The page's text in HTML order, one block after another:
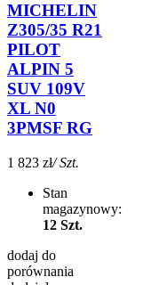
MICHELIN
Z305/35 R21
PILOT
ALPIN 5
SUV 109V
XL N0
3PMSF RG
1 823 zł/ Szt.
Stan
magazynowy:
12 Szt.
dodaj do
porównania